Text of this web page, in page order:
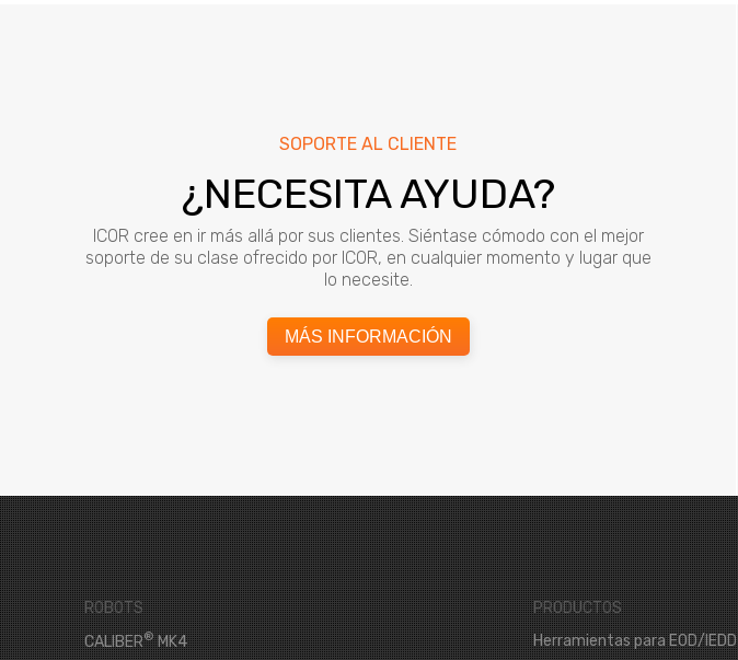
SOPORTE AL CLIENTE
¿NECESITA AYUDA?
ICOR cree en ir más allá por sus clientes. Siéntase cómodo con el mejor
soporte de su clase ofrecido por ICOR, en cualquier momento y lugar que
lo necesite.
MÁS INFORMACIÓN
ROBOTS
CALIBER®MK4
PRODUCTOS
Herramientas para EOD/IEDD